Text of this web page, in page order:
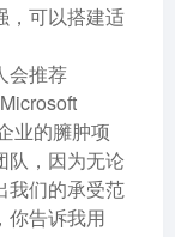
，可以搭建适
会推荐
业的臃肿项
队，因为无论
我们的承受范
你告诉我用